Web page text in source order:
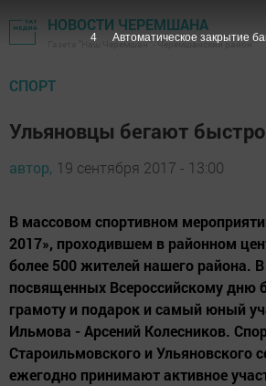
НОВОСТИ ЧЕРЕМШАНА
Газета "Наш Черемшан" - Черемшанский район
СПОРТ
Ульяновцы бегают быстро
автор, 19 сентября 2017 - 13:00
В массовом спортивном
2017», проходившем в районном
более 500 жителей нашего района.
посвященных Всероссийскому дню
грамоту и подарок и самый юный
Ильмова - Арсений Колесников.
Староильмовского и Ульяновского
ежегодно принимают активное
3 Автоматическое закрытие